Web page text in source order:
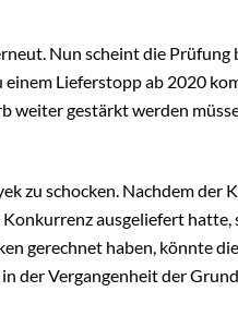
Nun scheint die Prüfung
Lieferstopp ab 2020
weiter gestärkt werden
zu schocken. Nachdem der
ausgeliefert hatte,
gerechnet haben, könnte
der Vergangenheit der